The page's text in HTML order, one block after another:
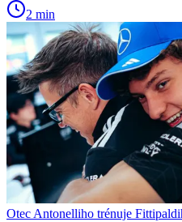
2 min
Otec Antonelliho trénuje